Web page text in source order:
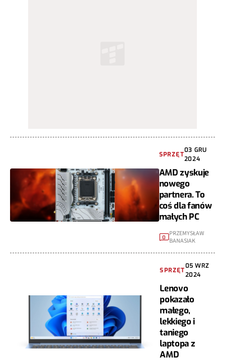
SPRZĘT
03 GRU
2024
AMD zyskuje
nowego
partnera. To
coś dla fanów
małych PC
0 PRZEMYSŁAW
BANASIAK
SPRZĘT
05 WRZ
2024
Lenovo
pokazało
małego,
lekkiego i
taniego
laptopa z
AMD